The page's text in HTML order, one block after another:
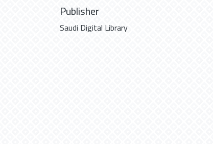
Publisher
Saudi Digital Library